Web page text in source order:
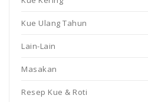
Kue Ulang Tahun
Lain-Lain
Masakan
Resep Kue & Roti